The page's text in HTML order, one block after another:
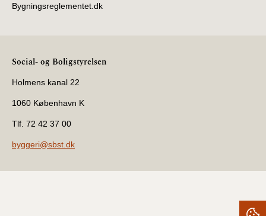
Bygningsreglementet.dk
Social- og Boligstyrelsen
Holmens kanal 22
1060 København K
Tlf. 72 42 37 00
byggeri@sbst.dk